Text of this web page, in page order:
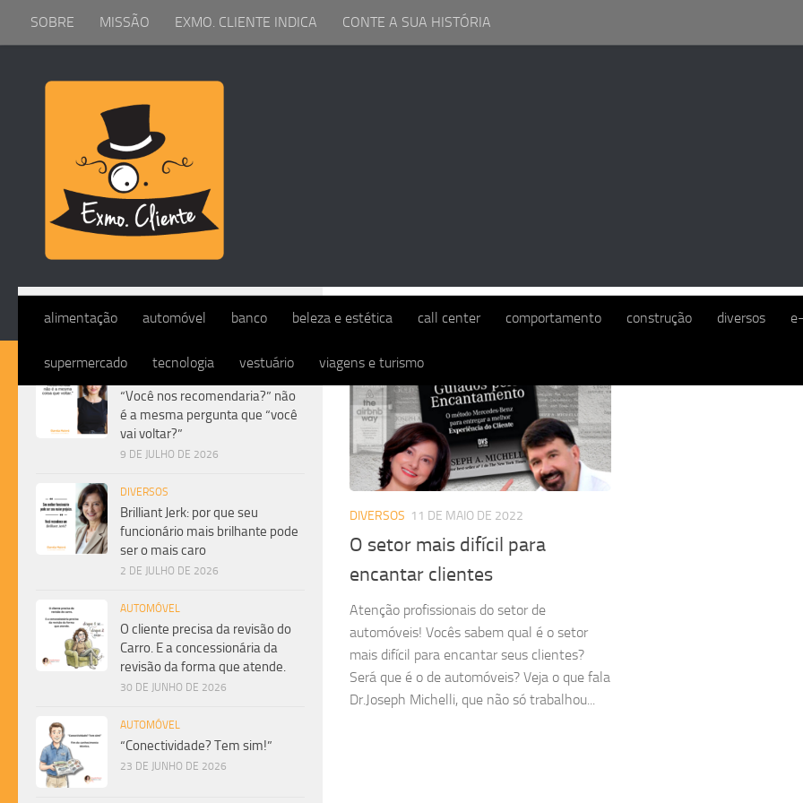
Skip to content
SOBRE MISSÃO EXMO. CLIENTE INDICA CONTE A SUA HISTÓRIA
alimentação automóvel banco beleza e estética call center comportamento construção diversos
supermercado tecnologia vestuário viagens e turismo
TAG: RENAULT
DIVERSOS 11 DE MAIO DE 2022
O setor mais difícil para
encantar clientes
Atenção profissionais do setor de
automóveis! Vocês sabem qual é o setor
mais difícil para encantar seus clientes?
Será que é o de automóveis? Veja o que fala
Dr.Joseph Michelli, que não só trabalhou...
“Você nos recomendaria?” não
é a mesma pergunta que “você
vai voltar?”
9 DE JULHO DE 2026
DIVERSOS
Brilliant Jerk: por que seu
funcionário mais brilhante pode
ser o mais caro
2 DE JULHO DE 2026
AUTOMÓVEL
O cliente precisa da revisão do
Carro. E a concessionária da
revisão da forma que atende.
30 DE JUNHO DE 2026
AUTOMÓVEL
“Conectividade? Tem sim!”
23 DE JUNHO DE 2026